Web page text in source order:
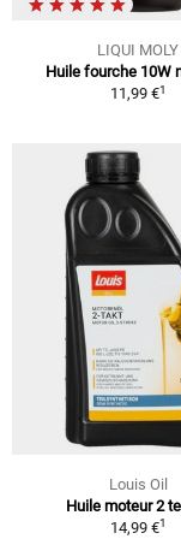
LIQUI MOLY
Huile fourche 10W
11,99 €1
Louis Oil
Huile moteur 2
14,99 €1